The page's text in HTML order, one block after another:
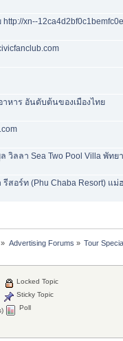
xn--
าหาร อันดับต้นของเมืองไทย
วิลลา Sea Two Pool Villa พัทย
สอร์ท (Phu Chaba Resort) แม่
» Advertising Forums » Tour
Locked Topic
Sticky Topic
Poll